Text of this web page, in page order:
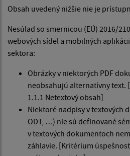
Obsah uvedený nižšie nie je
Nesúlad so smernicou (EÚ) 2016/
webových sídel a mobilných
sektora:
Obrázky v niektorých PDF
neobsahujú alternatívny text.
1.1.1 Netextový obsah]
Niektoré nadpisy v textových
ODT, …) nie sú definované
v textových dokumentoch
záhlavie. [Kritérium